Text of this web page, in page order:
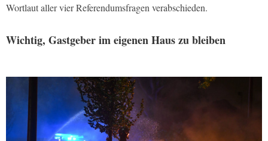
Wortlaut aller vier Referendumsfragen verabschieden.
Wichtig, Gastgeber im eigenen Haus zu bleiben